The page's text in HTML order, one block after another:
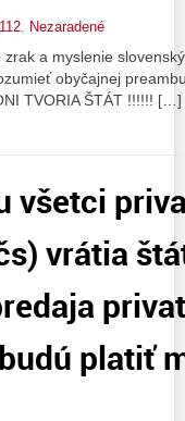
Nezaradené
a myslenie
obyčajnej
TVORIA ŠTÁT !!!!!! […]
všetci
vrátia
platiť